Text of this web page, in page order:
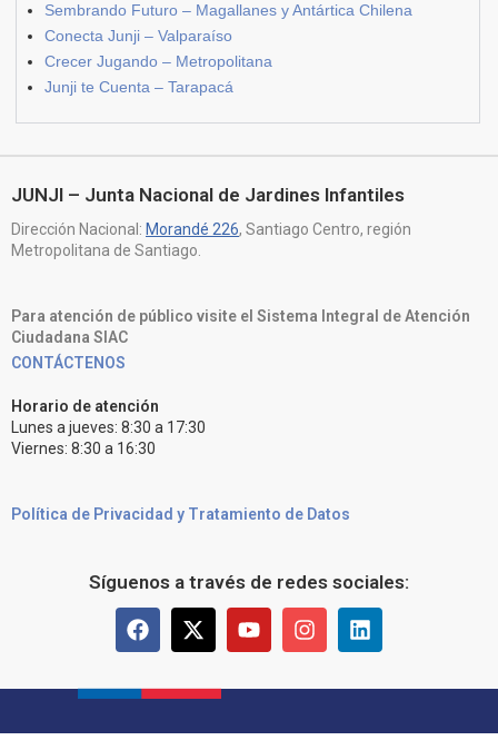
Sembrando Futuro – Magallanes y Antártica Chilena
Conecta Junji – Valparaíso
Crecer Jugando – Metropolitana
Junji te Cuenta – Tarapacá
JUNJI – Junta Nacional de Jardines Infantiles
Dirección Nacional: Morandé 226, Santiago Centro, región
Metropolitana de Santiago.
Para atención de público visite el Sistema Integral de Atención
Ciudadana SIAC
CONTÁCTENOS
Horario de atención
Lunes a jueves: 8:30 a 17:30
Viernes: 8:30 a 16:30
Política de Privacidad y Tratamiento de Datos
Síguenos a través de redes sociales: